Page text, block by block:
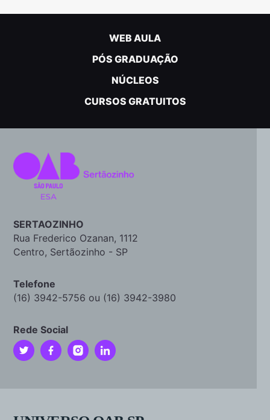
WEB AULA
PÓS GRADUAÇÃO
NÚCLEOS
CURSOS GRATUITOS
SERTAOZINHO
Rua Frederico Ozanan, 1112
Centro, Sertãozinho - SP
Telefone
(16) 3942-5756 ou (16) 3942-3980
Rede Social